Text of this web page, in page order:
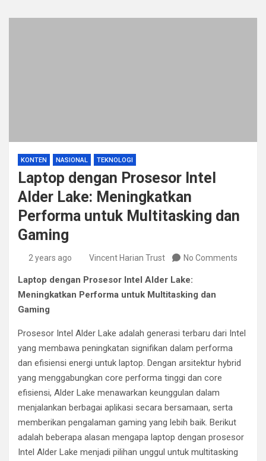
KONTEN NASIONAL TEKNOLOGI
Laptop dengan Prosesor Intel
Alder Lake: Meningkatkan
Performa untuk Multitasking dan
Gaming
2 years ago Vincent Harian Trust No Comments
Laptop dengan Prosesor Intel Alder Lake:
Meningkatkan Performa untuk Multitasking dan
Gaming
Prosesor Intel Alder Lake adalah generasi terbaru dari Intel
yang membawa peningkatan signifikan dalam performa
dan efisiensi energi untuk laptop. Dengan arsitektur hybrid
yang menggabungkan core performa tinggi dan core
efisiensi, Alder Lake menawarkan keunggulan dalam
menjalankan berbagai aplikasi secara bersamaan, serta
memberikan pengalaman gaming yang lebih baik. Berikut
adalah beberapa alasan mengapa laptop dengan prosesor
Intel Alder Lake menjadi pilihan unggul untuk multitasking